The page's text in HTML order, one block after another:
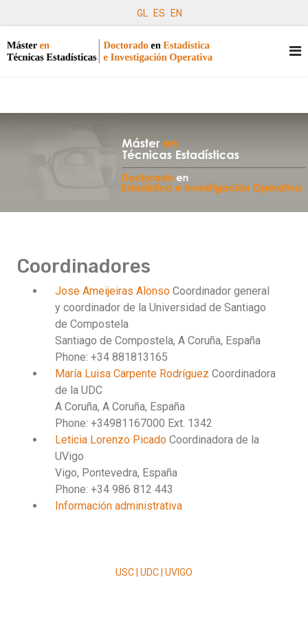
GL ES EN
Coordinadores
Jose Ameijeiras Alonso Coordinador general
y coordinador de la Universidad de Santiago
de Compostela
Santiago de Compostela, A Coruña, España
Phone: +34 881813165
María Luisa Carpente Rodríguez Coordinadora
de la UDC
A Coruña, A Coruña, España
Phone: +34981167000 Ext. 1342
Leticia Lorenzo Picado Coordinadora de la
UVigo
Vigo, Pontevedra, España
Phone: +34 986 812 443
Información administrativa
USC | UDC | UVIGO